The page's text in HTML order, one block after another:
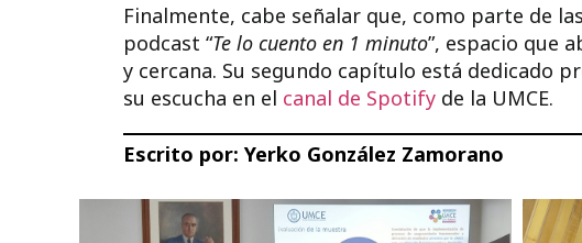
Finalmente, cabe señalar que, como parte de
podcast “Te lo cuento en 1 minuto”, espacio que
y cercana. Su segundo capítulo está dedicado
su escucha en el canal de Spotify de la UMCE.
Escrito por: Yerko González Zamorano